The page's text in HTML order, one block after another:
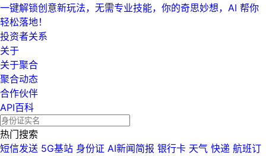
一键解锁创意新玩法，无需专业技能，你的奇思妙想，AI 帮你
轻松落地！
投资者关系
关于
关于聚合
聚合动态
合作伙伴
API百科
热门搜索
短信发送 5G基站 身份证 AI新闻简报 银行卡 天气 快递 航班订